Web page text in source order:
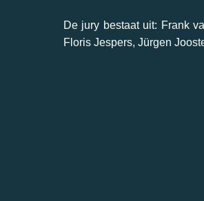
De jury bestaat uit: Frank
Floris Jespers, Jürgen